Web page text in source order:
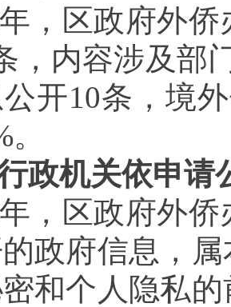
年，区政府外
，内容涉及部
开10条，境
。
政机关依申请
年，区政府外
政府信息，
和个人隐私